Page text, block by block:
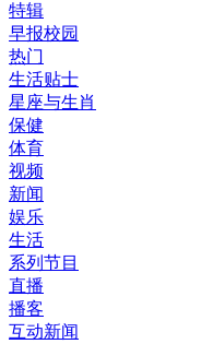
特辑
早报校园
热门
生活贴士
星座与生肖
保健
体育
视频
新闻
娱乐
生活
系列节目
直播
播客
互动新闻